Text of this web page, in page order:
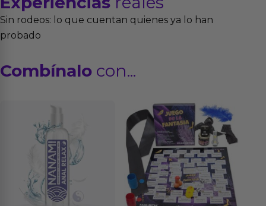
Sin rodeos: lo que cuentan quienes ya lo han
probado
Combínalo con...